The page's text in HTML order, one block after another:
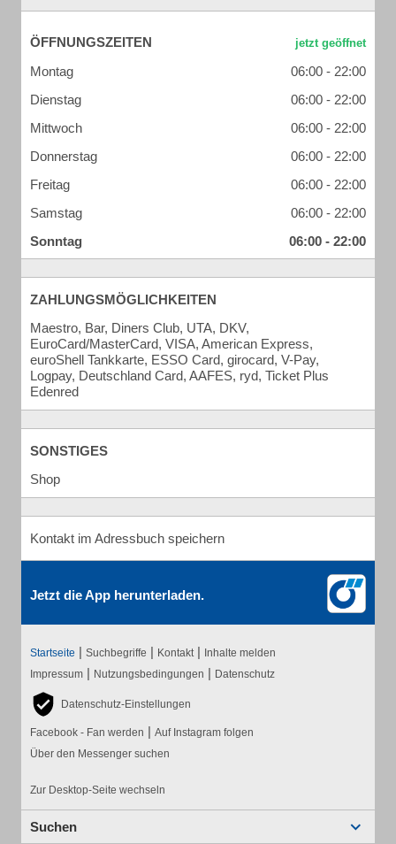
ÖFFNUNGSZEITEN
Montag
06:00 - 22:00
Dienstag
06:00 - 22:00
Mittwoch
06:00 - 22:00
Donnerstag
06:00 - 22:00
Freitag
06:00 - 22:00
Samstag
06:00 - 22:00
Sonntag
06:00 - 22:00
ZAHLUNGSMÖGLICHKEITEN
Maestro, Bar, Diners Club, UTA, DKV,
EuroCard/MasterCard, VISA, American Express,
euroShell Tankkarte, ESSO Card, girocard, V-Pay,
Logpay, Deutschland Card, AAFES, ryd, Ticket Plus
Edenred
SONSTIGES
Shop
Kontakt im Adressbuch speichern
Jetzt die App herunterladen.
Startseite | Suchbegriffe | Kontakt | Inhalte melden
Impressum | Nutzungsbedingungen | Datenschutz
Datenschutz-Einstellungen
Facebook - Fan werden | Auf Instagram folgen
Über den Messenger suchen
Zur Desktop-Seite wechseln
Suchen